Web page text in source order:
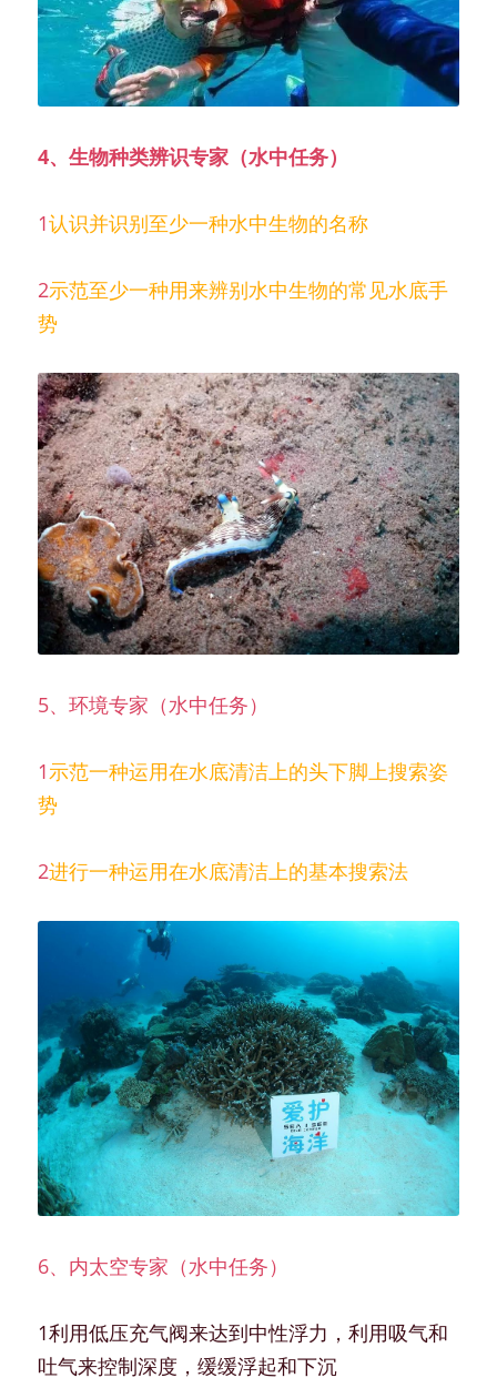
4、生物种类辨识专家（水中任务）
1认识并识别至少一种水中生物的名称
2示范至少一种用来辨别水中生物的常见水底手
势
5、环境专家（水中任务）
1示范一种运用在水底清洁上的头下脚上搜索姿
势
2进行一种运用在水底清洁上的基本搜索法
6、内太空专家（水中任务）
1利用低压充气阀来达到中性浮力，利用吸气和
吐气来控制深度，缓缓浮起和下沉